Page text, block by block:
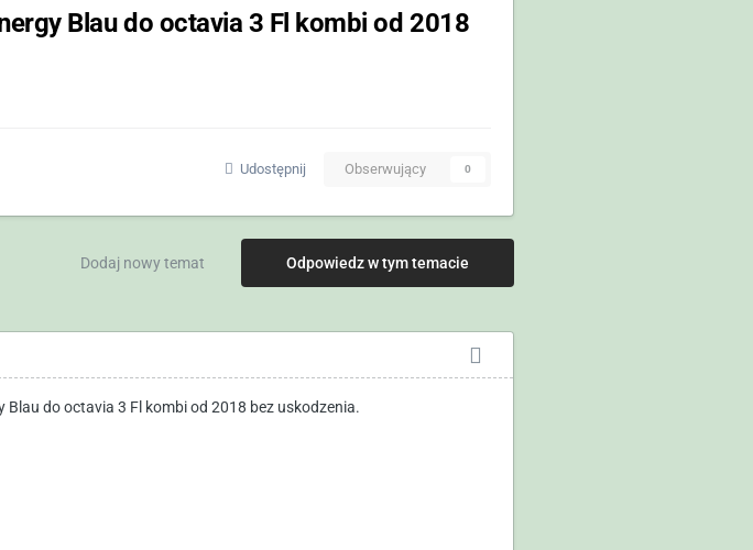
Blau do octavia 3 Fl kombi od 2018
Udostępnij Obserwujący 0
Odpowiedz w tym temacie
Dodaj nowy temat
Blau do octavia 3 Fl kombi od 2018 bez uskodzenia.